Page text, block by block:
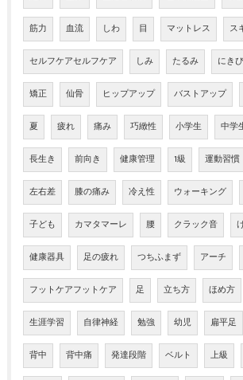
筋力 血流 しわ 目 マットレス ス
セルフケアセルフケア しみ たるみ にきび
矯正 仙骨 ヒップアップ バストアップ
夏 疲れ 痛み 巧緻性 小学生 中学
長生き 前向き 健康管理 1級 運動習慣
左右差 膝の痛み 冷え性 ウォーキング
子ども カマタマーレ 腰 クラック音
健康器具 足の疲れ つちふまず アーチ
フットケアフットケア 足 立ち方 ほめ方
生涯学習 自律神経 勉強 幼児 扁平足
背中 背中痛 発達段階 ベルト 上級